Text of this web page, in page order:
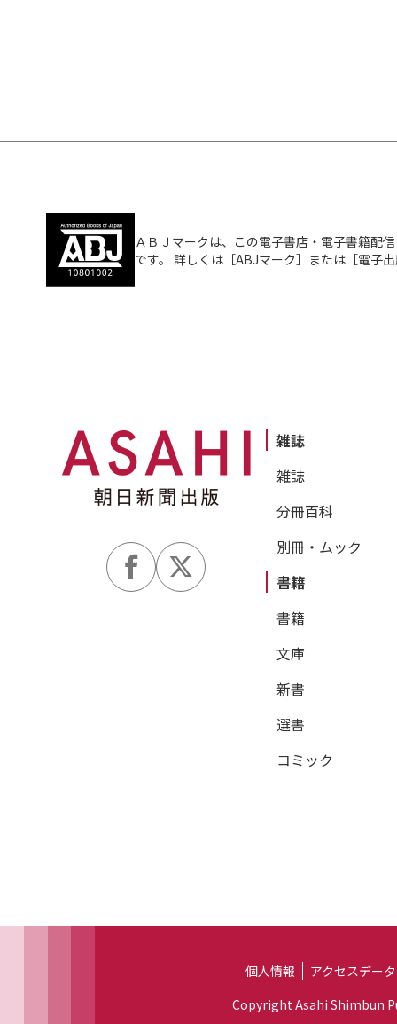
ＡＢＪマークは、この電子書店・電子書籍配
です。 詳しくは［ABJマーク］または［電子
雑誌
雑誌
分冊百科
別冊・ムック
書籍
書籍
文庫
新書
選書
コミック
個人情報
アクセスデータ
Copyright Asahi Shimbun